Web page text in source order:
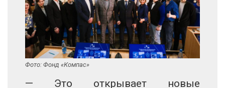
Фото: Фонд «Компас»
— Это открывает новые